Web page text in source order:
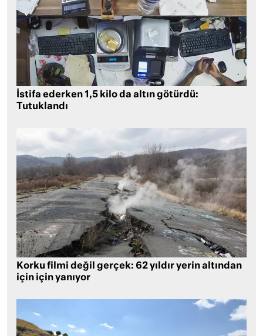
İstifa ederken 1,5 kilo da altın götürdü:
Tutuklandı
Korku filmi değil gerçek: 62 yıldır yerin altından
için için yanıyor